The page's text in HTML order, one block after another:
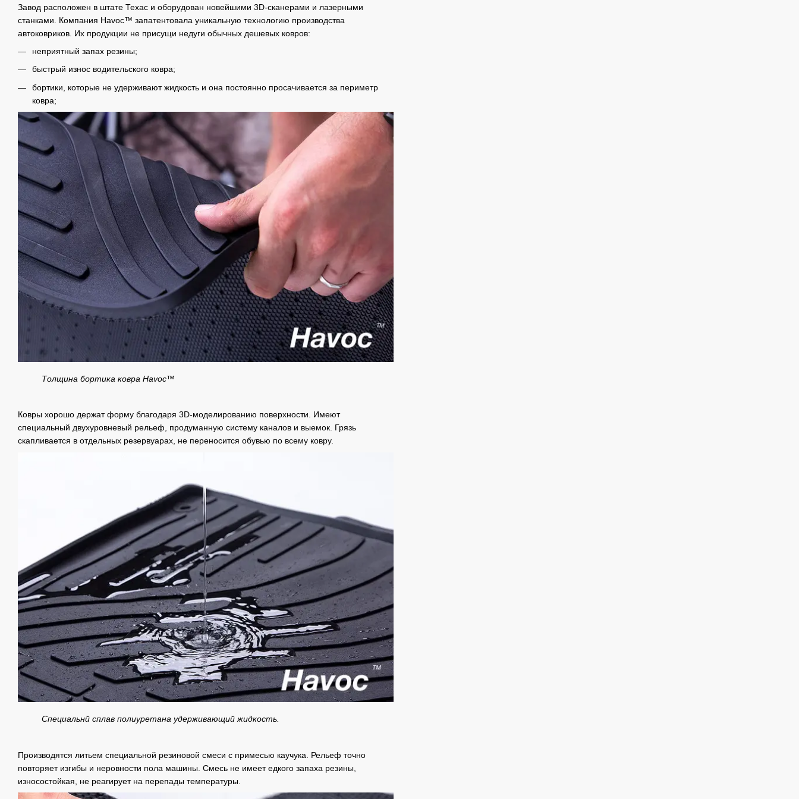
Завод расположен в штате Техас и оборудован новейшими 3D-сканерами и лазерными
станками. Компания Havoc™ запатентовала уникальную технологию производства
автоковриков. Их продукции не присущи недуги обычных дешевых ковров:
неприятный запах резины;
быстрый износ водительского ковра;
бортики, которые не удерживают жидкость и она постоянно просачивается за периметр
ковра;
Толщина бортика ковра Havoc™
Ковры хорошо держат форму благодаря 3D-моделированию поверхности. Имеют
специальный двухуровневый рельеф, продуманную систему каналов и выемок. Грязь
скапливается в отдельных резервуарах, не переносится обувью по всему ковру.
Специальнй сплав полиуретана удерживающий жидкость.
Производятся литьем специальной резиновой смеси с примесью каучука. Рельеф точно
повторяет изгибы и неровности пола машины. Смесь не имеет едкого запаха резины,
износостойкая, не реагирует на перепады температуры.